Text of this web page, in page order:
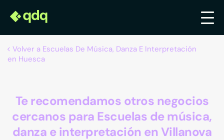
Volver a Escuelas De Música, Danza E Interpretación
en Huesca
Te recomendamos otros negocios
cercanos para Escuelas de música,
danza e interpretación en Villanova